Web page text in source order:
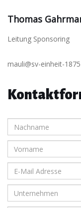
Thomas
Leitung Sponsoring
mauli@sv-einheit-